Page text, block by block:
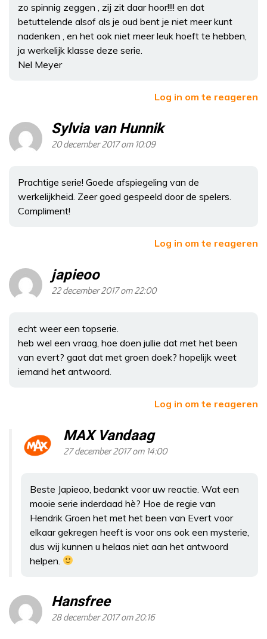
zo spinnig zeggen , zij zit daar hoor!!!! en dat
betuttelende alsof als je oud bent je niet meer kunt
nadenken , en het ook niet meer leuk hoeft te hebben,
ja werkelijk klasse deze serie.
Nel Meyer
Log in om te reageren
Sylvia van Hunnik
20 december 2017 om 10:09
Prachtige serie! Goede afspiegeling van de
werkelijkheid. Zeer goed gespeeld door de spelers.
Compliment!
Log in om te reageren
japieoo
22 december 2017 om 22:00
echt weer een topserie.
heb wel een vraag, hoe doen jullie dat met het been
van evert? gaat dat met groen doek? hopelijk weet
iemand het antwoord.
Log in om te reageren
MAX Vandaag
27 december 2017 om 14:00
Beste Japieoo, bedankt voor uw reactie. Wat een
mooie serie inderdaad hè? Hoe de regie van
Hendrik Groen het met het been van Evert voor
elkaar gekregen heeft is voor ons ook een mysterie,
dus wij kunnen u helaas niet aan het antwoord
helpen.
Hansfree
28 december 2017 om 20:16